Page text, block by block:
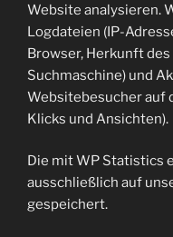
Website analysieren.
Logdateien (IP-
Browser, Herkunft
Suchmaschine) und
Websitebesucher auf
Klicks und Ansichten).
Die mit WP Statistics
ausschließlich auf
gespeichert.